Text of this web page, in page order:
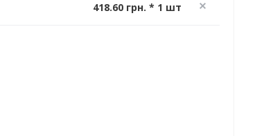
418.60 грн. * 1 шт